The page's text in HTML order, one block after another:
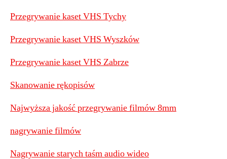
Przegrywanie kaset VHS Tychy
Przegrywanie kaset VHS Wyszków
Przegrywanie kaset VHS Zabrze
Skanowanie rękopisów
Najwyższa jakość przegrywanie filmów 8mm
nagrywanie filmów
Nagrywanie starych taśm audio wideo